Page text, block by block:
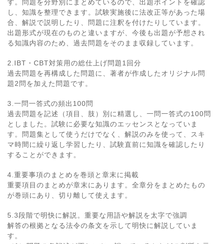
す。問題を分野別にまとめているので、出題ポイントを確認
し、知識を整理できます。試験実施後に法改正等があった場
合、解説で説明したり、問題に注釈を付けたりしています。
出題形式が現在のものと違いますが、今後も出題が予想され
る知識内容のため、過去問題をそのまま収録しています。
2.IBT・CBT対策用の総仕上げ問題1回分
過去問題を再構成した問題に、著者が作成したオリジナル問
題2問を加えた問題です。
3.一問一答式の頻出100問
過去問題を記述（項目、肢）別に精選し、一問一答式の100問
としました。試験に必要な知識のエッセンスとなっていま
す。問題集として使うだけでなく、解説のみを使って、スキ
マ時間に繰り返し学習したり、試験直前に知識を確認したり
することができます。
4.重要事項のまとめを巻頭と章末に掲載
重要項目のまとめが章末にあります。全章分をまとめたもの
が巻頭にあり、切り離して使えます。
5.3段階で明快に解説。重要な用語や解説を太字で強調
解答の根拠となる法令の条文を示して明快に解説していま
す。